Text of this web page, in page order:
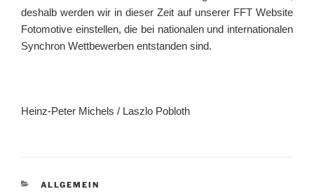
deshalb werden wir in dieser Zeit auf unserer FFT Website
Fotomotive einstellen, die bei nationalen und internationalen
Synchron Wettbewerben entstanden sind.
Heinz-Peter Michels / Laszlo Pobloth
KATEGORIEN
ALLGEMEIN